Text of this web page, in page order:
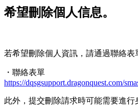
希望刪除個人信息。
若希望刪除個人資訊，請通過聯絡表
・聯絡表單
https://dqsgsupport.dragonquest.com/
此外，提交刪除請求時可能需要進